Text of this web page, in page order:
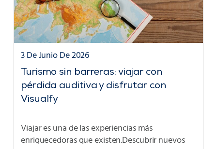
Turismo sin barreras: viajar con
pérdida auditiva y disfrutar con
Visualfy
3 De Junio De 2026
Viajar es una de las experiencias más
enriquecedoras que existen.Descubrir nuevos